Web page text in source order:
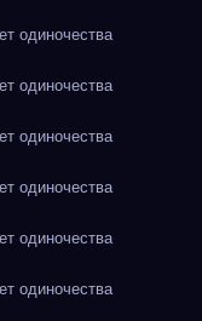
одиночества
одиночества
одиночества
одиночества
одиночества
одиночества